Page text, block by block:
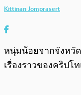
Kittinan Jomprasert
หนุ่มน้อยจากจังหวั
เรื่องราวของคริปโ